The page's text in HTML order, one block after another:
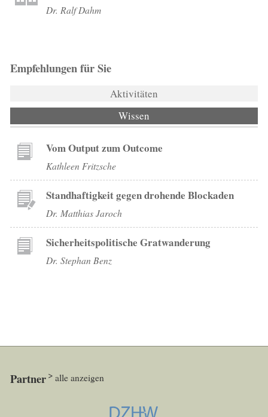
Dr. Ralf Dahm
Empfehlungen für Sie
Aktivitäten
Wissen
Vom Output zum Outcome
Kathleen Fritzsche
Standhaftigkeit gegen drohende Blockaden
Dr. Matthias Jaroch
Sicherheitspolitische Gratwanderung
Dr. Stephan Benz
Partner alle anzeigen